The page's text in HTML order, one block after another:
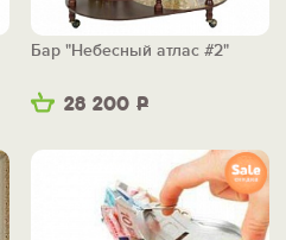
28 200 Р
Бар "Небесный атлас #2"